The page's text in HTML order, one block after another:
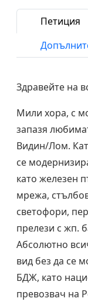
Петиция
Здравейте на
Мили хора, с
запазя
Видин/Лом.
се
като железен
мрежа,
светофори,
прелези с жп.
Абсолютно
вид без да се
БДЖ, като
превозвач на